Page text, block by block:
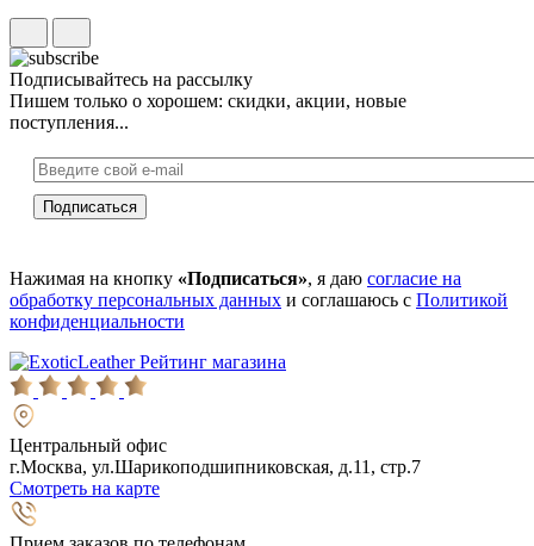
Подписывайтесь на рассылку
Пишем только о хорошем: скидки, акции, новые
поступления...
Нажимая на кнопку «Подписаться», я даю согласие на
обработку персональных данных и соглашаюсь с Политикой
конфиденциальности
Рейтинг магазина
Центральный офис
г.Москва, ул.Шарикоподшипниковская, д.11, стр.7
Смотреть на карте